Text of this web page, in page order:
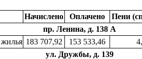
Начислено Оплачено
Пени
пр. Ленина, д. 138 А
183 707,92 153 533,46
ул. Дружбы, д. 139